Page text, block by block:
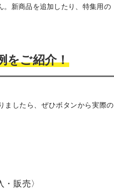
。新商品を追加したり、特集用の
をご紹介！
ましたら、ぜひボタンから実際の
販売〉